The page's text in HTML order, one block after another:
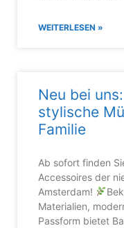
WEITERLESEN »
Neu bei
stylische
Familie
Ab sofort finden
Accessoires der
Amsterdam!
Materialien,
Passform bietet